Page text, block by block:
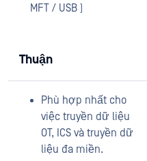
MFT / USB )
Thuận
Phù hợp nhất cho
việc truyền dữ liệu
OT, ICS và truyền dữ
liệu đa miền.